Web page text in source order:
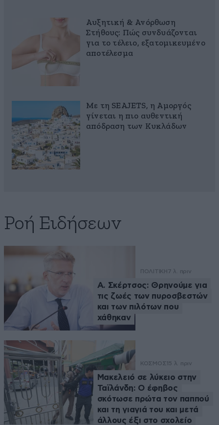
Αυξητική & Ανόρθωση
Στήθους: Πώς συνδυάζονται
για το τέλειο, εξατομικευμένο
αποτέλεσμα
Με τη SEAJETS, η Αμοργός
γίνεται η πιο αυθεντική
απόδραση των Κυκλάδων
Ροή Ειδήσεων
ΠΟΛΙΤΙΚΗ7 λ. πριν
Α. Σκέρτσος: Θρηνούμε για
τις ζωές των πυροσβεστών
και των πιλότων που
χάθηκαν
ΚΟΣΜΟΣ 15 λ. πριν
Μακελειό σε λύκειο στην
Ταϊλάνδη: Ο έφηβος
σκότωσε πρώτα τον παππού
και τη γιαγιά του και μετά
άλλους έξι στο σχολείο